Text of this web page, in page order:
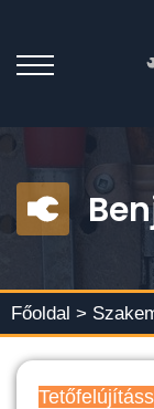
Főoldal >